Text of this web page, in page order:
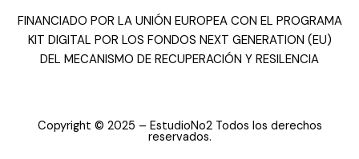
FINANCIADO POR LA UNIÓN EUROPEA CON EL PROGRAMA
KIT DIGITAL POR LOS FONDOS NEXT GENERATION (EU)
DEL MECANISMO DE RECUPERACIÓN Y RESILENCIA
Copyright © 2025 – EstudioNo2 Todos los derechos
reservados.